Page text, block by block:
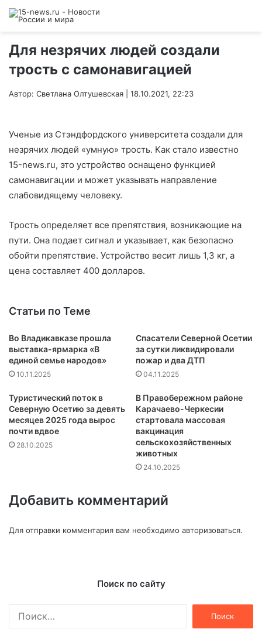
Для незрячих людей создали
трость с самонавигацией
Автор: Светлана Олтушевская | 18.10.2021, 22:23
Ученые из Стэндфордского университета создали для
незрячих людей «умную» трость. Как стало известно
15-news.ru, это устройство оснащено функцией
самонавигации и может указывать направление
слабовидящему человеку.
Трость определяет все препятствия, возникающие на
пути. Она подает сигнал и указывает, как безопасно
обойти препятствие. Устройство весит лишь 1,3 кг, а
цена составляет 400 долларов.
Статьи по Теме
Во Владикавказе прошла
выставка-ярмарка «В
единой семье народов»
10.11.2025
Спасатели Северной Осетии
за сутки ликвидировали
пожар и два ДТП
04.11.2025
Туристический поток в
Северную Осетию за девять
месяцев 2025 года вырос
почти вдвое
28.10.2025
В Правобережном районе
Карачаево-Черкесии
стартовала массовая
вакцинация
сельскохозяйственных
животных
24.10.2025
Добавить комментарий
Для отправки комментария вам необходимо авторизоваться.
Поиск по сайту